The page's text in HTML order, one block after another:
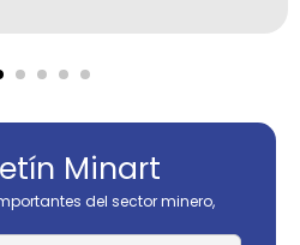
Minart
del sector minero,